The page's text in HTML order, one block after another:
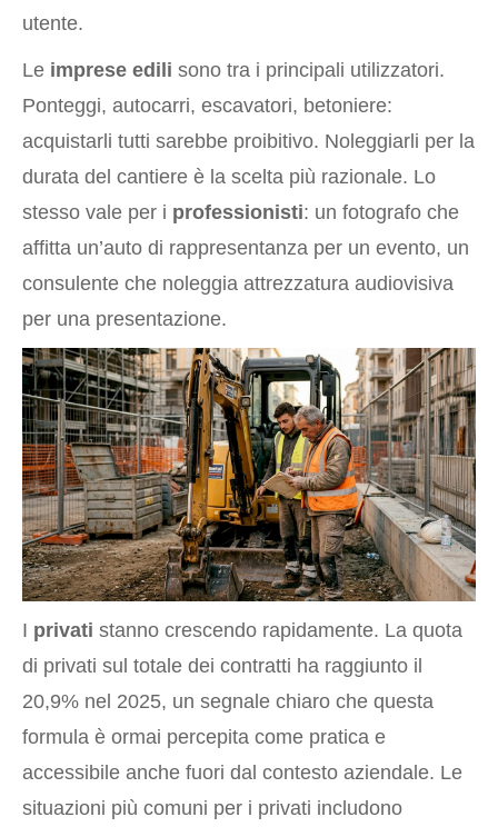
utente.
Le imprese edili sono tra i principali utilizzatori.
Ponteggi, autocarri, escavatori, betoniere:
acquistarli tutti sarebbe proibitivo. Noleggiarli per la
durata del cantiere è la scelta più razionale. Lo
stesso vale per i professionisti: un fotografo che
affitta un’auto di rappresentanza per un evento, un
consulente che noleggia attrezzatura audiovisiva
per una presentazione.
I privati stanno crescendo rapidamente. La quota
di privati sul totale dei contratti ha raggiunto il
20,9% nel 2025, un segnale chiaro che questa
formula è ormai percepita come pratica e
accessibile anche fuori dal contesto aziendale. Le
situazioni più comuni per i privati includono